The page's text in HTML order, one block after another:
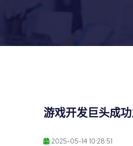
游戏开发巨头成
2025-05-14 10:28:51